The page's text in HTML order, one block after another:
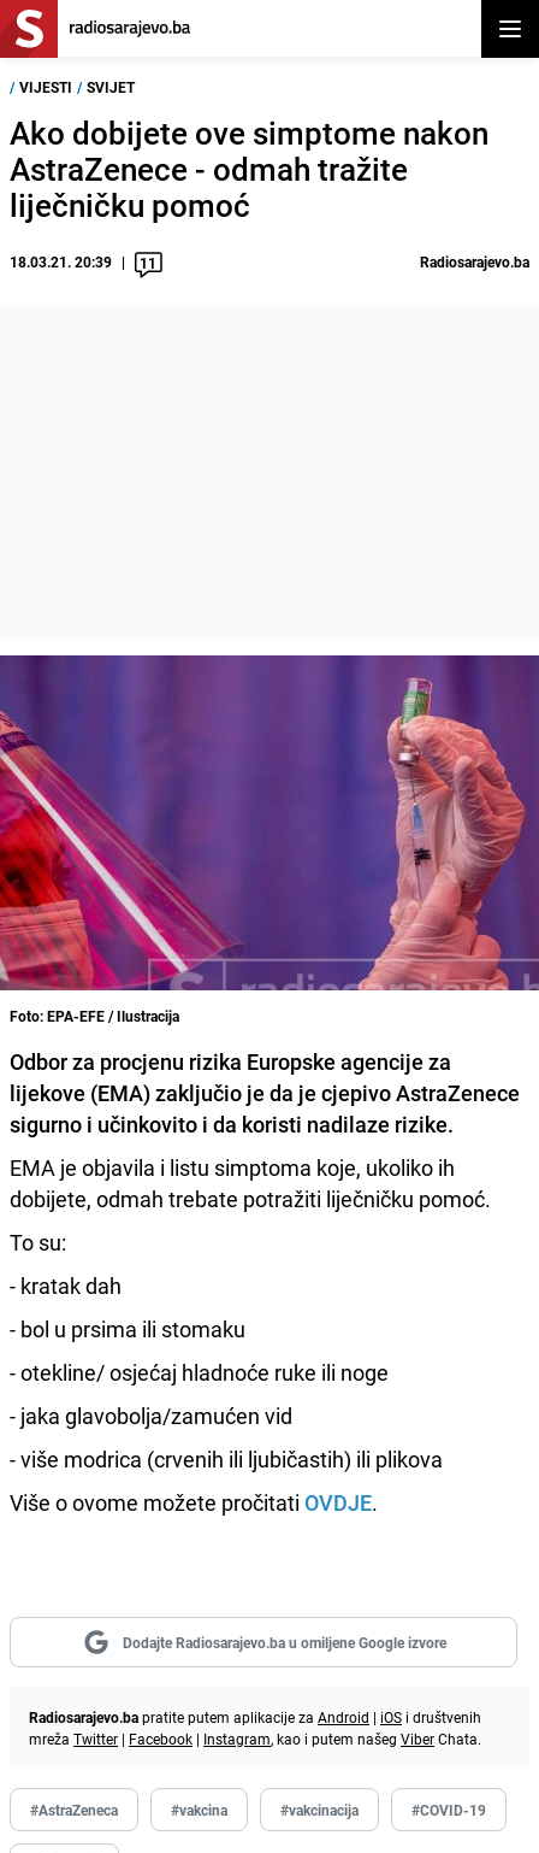
/ VIJESTI / SVIJET
Ako dobijete ove simptome nakon
AstraZenece - odmah tražite
liječničku pomoć
18.03.21. 20:39 11 Radiosarajevo.ba
Foto: EPA-EFE / Ilustracija
Odbor za procjenu rizika Europske agencije za
lijekove (EMA) zaključio je da je cjepivoAstraZenece
sigurno i učinkovito i da koristi nadilaze rizike.
EMA je objavila i listu simptoma koje, ukoliko ih
dobijete, odmah trebate potražiti liječničku pomoć.
To su:
- kratak dah
- bol u prsima ili stomaku
- otekline/ osjećaj hladnoće ruke ili noge
- jaka glavobolja/zamućen vid
- više modrica (crvenih ili ljubičastih) ili plikova
Više o ovome možete pročitati OVDJE.
Dodajte Radiosarajevo.ba u omiljene Google izvore
Radiosarajevo.bapratite putem aplikacije za Android | iOS i društvenih
mreža Twitter | Facebook | Instagram, kao i putem našeg ViberChata.
#AstraZeneca #vakcina #vakcinacija #COVID-19